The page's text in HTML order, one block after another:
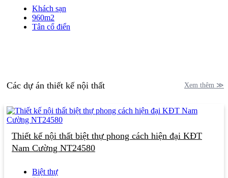
Khách sạn
960m2
Tân cổ điển
Các dự án thiết kế nội thất Xem thêm ≫
Thiết kế nội thất biệt thự phong cách hiện đại KĐT
Nam Cường NT24580
Biệt thự